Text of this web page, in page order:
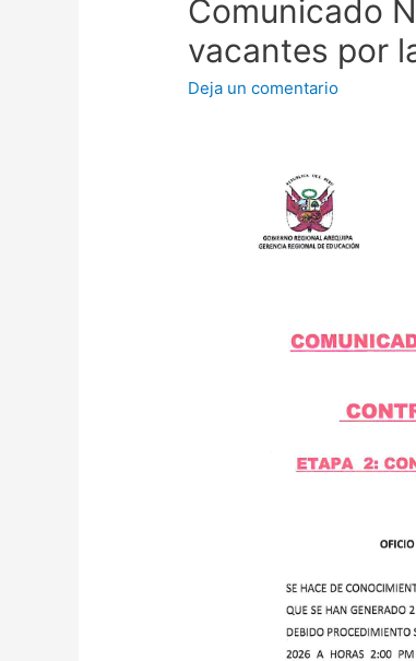
Comunicado
vacantes por
Deja un comentario